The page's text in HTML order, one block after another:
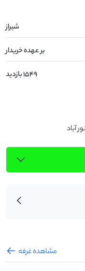
شیراز
بر عهده خریدار
1549 بازدید
آباد
مشاهده غرفه